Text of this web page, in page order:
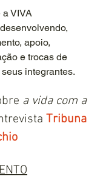
a VIVA
apoio,
e trocas de
integrantes.
a vida com a
Tribuna